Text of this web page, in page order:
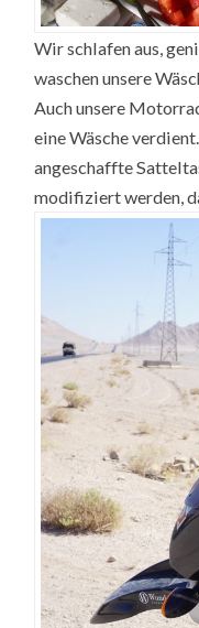
Wir schlafen aus,
waschen unsere
Auch unsere
eine Wäsche
angeschaffte
modifiziert werden,